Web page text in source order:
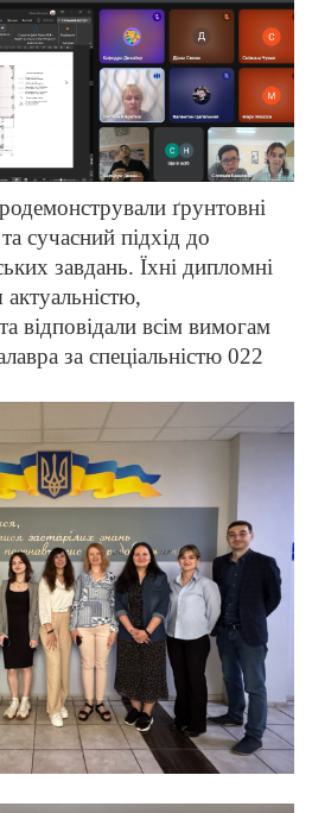
ґрунтовні
сучасний підхід до
завдань. Їхні дипломні
актуальністю,
відповідали всім вимогам
за спеціальністю 022